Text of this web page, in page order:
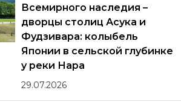
Всемирного наследия –
дворцы столиц Асука и
Фудзивара: колыбель
Японии в сельской глубинке
у реки Нара
29.07.2026